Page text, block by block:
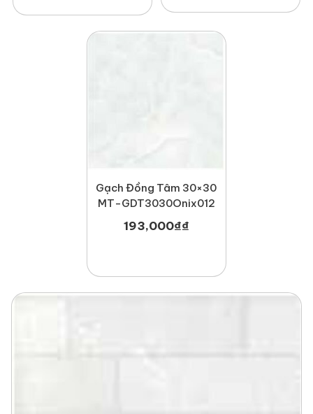
Gạch Đồng Tâm 30×30
MT-GDT3030Onix012
193,000₫₫